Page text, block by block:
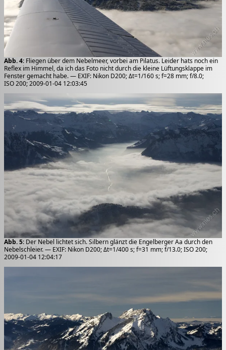
Abb. 4: Fliegen über dem Nebelmeer, vorbei am Pilatus. Leider hats noch ein
Reflex im Himmel, da ich das Foto nicht durch die kleine Lüftungsklappe im
Fenster gemacht habe. — EXIF: Nikon D200; Δt=1/160 s; f=28 mm; f/8.0;
ISO 200; 2009-01-04 12:03:45
Abb. 5: Der Nebel lichtet sich. Silbern glänzt die Engelberger Aa durch den
Nebelschleier. — EXIF: Nikon D200; Δt=1/400 s; f=31 mm; f/13.0; ISO 200;
2009-01-04 12:04:17